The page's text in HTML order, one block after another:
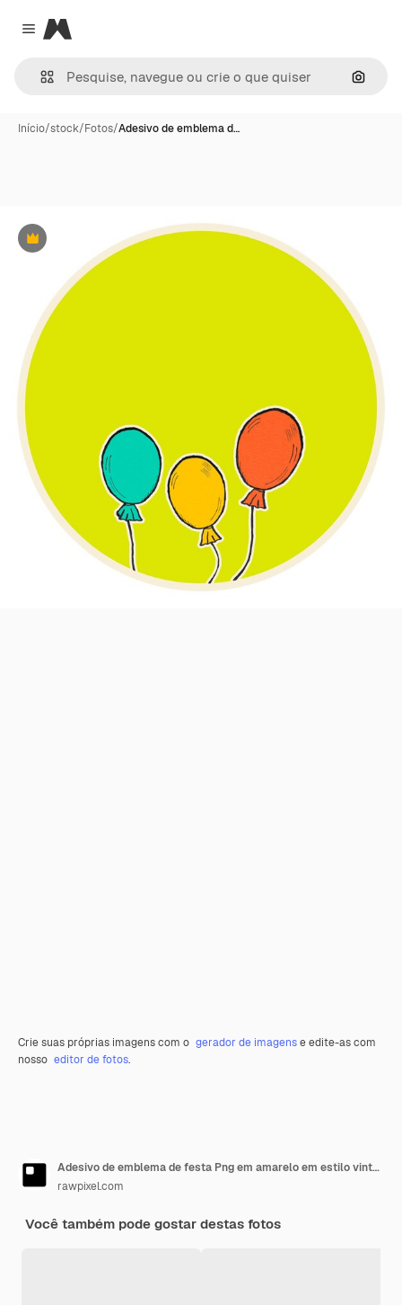
Close menu
Magnific
Início/stock/Fotos/Adesivo de emblema d…
Premium
Crie suas próprias imagens com o gerador de imagense edite-as com
nosso editor de fotos.
Adesivo de emblema de festa Png em amarelo em estilo vintage
rawpixel.com
Você também pode gostar destas fotos